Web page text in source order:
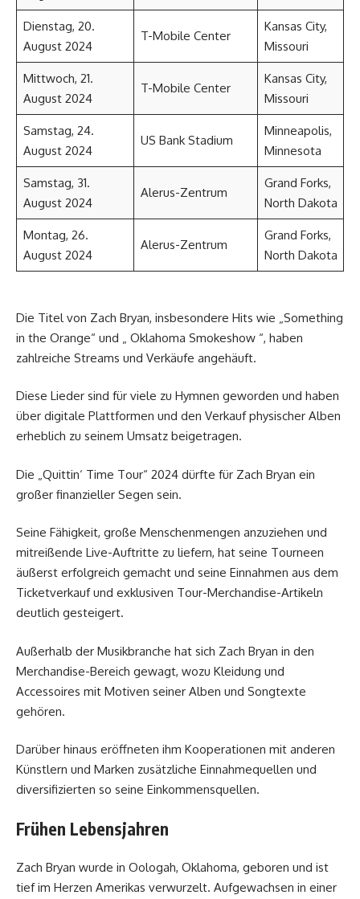
Dienstag, 20.
August 2024
T-Mobile Center
Kansas City,
Missouri
Mittwoch, 21.
August 2024
T-Mobile Center
Kansas City,
Missouri
Samstag, 24.
August 2024
US Bank Stadium
Minneapolis,
Minnesota
Samstag, 31.
August 2024
Alerus-Zentrum
Grand Forks,
North Dakota
Montag, 26.
August 2024
Alerus-Zentrum
Grand Forks,
North Dakota
Die Titel von Zach Bryan, insbesondere Hits wie „Something
in the Orange“ und „ Oklahoma Smokeshow “, haben
zahlreiche Streams und Verkäufe angehäuft.
Diese Lieder sind für viele zu Hymnen geworden und haben
über digitale Plattformen und den Verkauf physischer Alben
erheblich zu seinem Umsatz beigetragen.
Die „Quittin‘ Time Tour“ 2024 dürfte für Zach Bryan ein
großer finanzieller Segen sein.
Seine Fähigkeit, große Menschenmengen anzuziehen und
mitreißende Live-Auftritte zu liefern, hat seine Tourneen
äußerst erfolgreich gemacht und seine Einnahmen aus dem
Ticketverkauf und exklusiven Tour-Merchandise-Artikeln
deutlich gesteigert.
Außerhalb der Musikbranche hat sich Zach Bryan in den
Merchandise-Bereich gewagt, wozu Kleidung und
Accessoires mit Motiven seiner Alben und Songtexte
gehören.
Darüber hinaus eröffneten ihm Kooperationen mit anderen
Künstlern und Marken zusätzliche Einnahmequellen und
diversifizierten so seine Einkommensquellen.
Frühen Lebensjahren
Zach Bryan wurde in Oologah, Oklahoma, geboren und ist
tief im Herzen Amerikas verwurzelt. Aufgewachsen in einer